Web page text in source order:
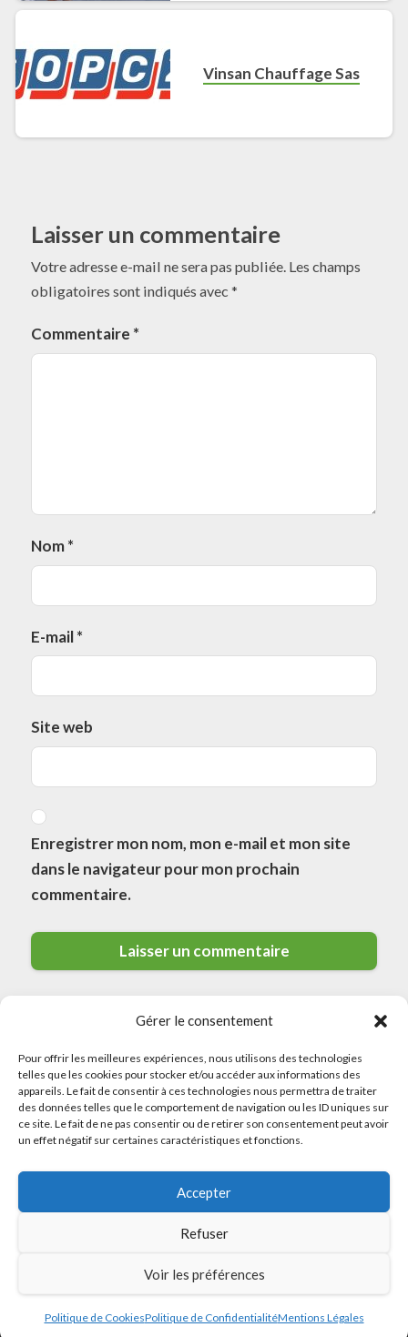
Gérer le consentement
Pour offrir les meilleures expériences, nous utilisons des technologies
telles que les cookies pour stocker et/ou accéder aux informations des
appareils. Le fait de consentir à ces technologies nous permettra de traiter
des données telles que le comportement de navigation ou les ID uniques sur
ce site. Le fait de ne pas consentir ou de retirer son consentement peut avoir
un effet négatif sur certaines caractéristiques et fonctions.
Accepter
Refuser
Voir les préférences
Politique de CookiesPolitique de ConfidentialitéMentions Légales
Vinsan Chauffage Sas
Laisser un commentaire
Votre adresse e-mail ne sera pas publiée. Les champs
obligatoires sont indiqués avec *
Commentaire *
Nom*
E-mail*
Site web
Enregistrer mon nom, mon e-mail et mon site
dans le navigateur pour mon prochain
commentaire.
© 2026 Meilleurs Plombiers · All rights reserved
Mentions Légales
Politique de Cookies